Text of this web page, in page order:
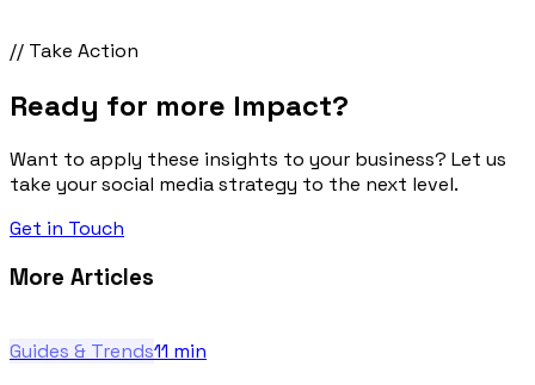
// Take Action
Ready for more Impact?
Want to apply these insights to your business? Let us
take your social media strategy to the next level.
Get in Touch
More Articles
Guides & Trends11 min